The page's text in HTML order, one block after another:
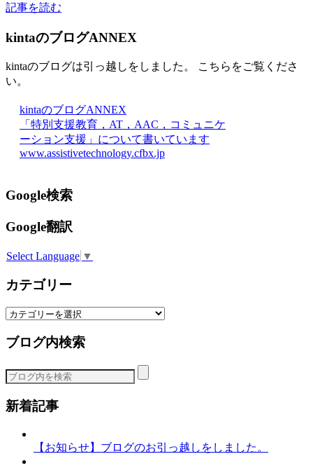
記事を読む
kintaのブログANNEX
kintaのブログは引っ越しをしました。 こちらをご覧くださ
い。
kintaのブログANNEX
「特別支援教育，AT，AAC，コミュニケ
ーション支援」について書いています
www.assistivetechnology.cfbx.jp
Google検索
Google翻訳
Select Language ▼
カテゴリー
カ
ゴ
ー
ブログ内検索
新着記事
【お知らせ】ブログのお引っ越しをしました。